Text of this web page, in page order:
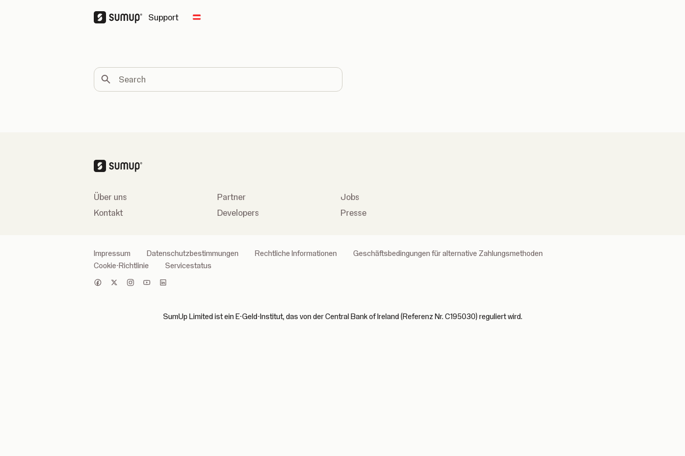
Support Change country
Search
Über uns
Kontakt
Partner
Developers
Jobs
Presse
Impressum Datenschutzbestimmungen Rechtliche Informationen
Geschäftsbedingungen für alternative Zahlungsmethoden
Cookie-Richtlinie
Servicestatus
SumUp Limited ist ein E-Geld-Institut, das von der Central Bank of Ireland (Referenz Nr. C195030) reguliert wird.